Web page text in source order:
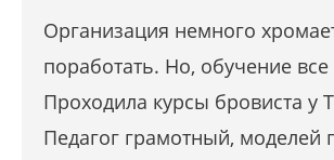
Организация немного
поработать. Но, обучение
Проходила курсы бровиста у
Педагог грамотный, моделей